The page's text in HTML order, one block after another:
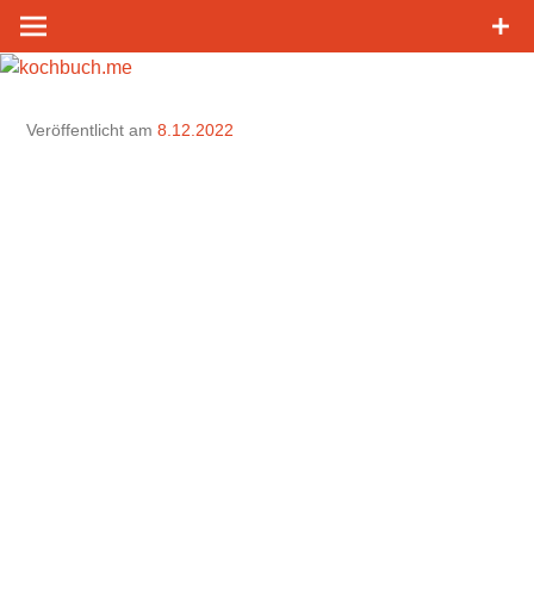
Zum
Inhalt
springen
Veröffentlicht am 8.12.2022